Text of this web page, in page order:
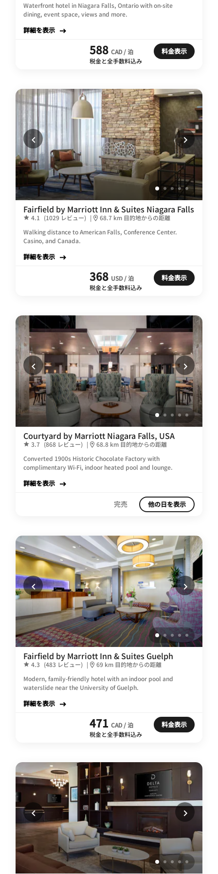
Waterfront hotel in Niagara Falls, Ontario with on-site
dining, event space, views and more.
詳細を表示
588 CAD / 泊
税金と全手数料込み
料金表示
Fairfield by Marriott Inn & Suites Niagara Falls
4.1 (1029 レビュー) |
68.7 km 目的地からの距離
Walking distance to American Falls, Conference Center.
Casino, and Canada.
詳細を表示
368 USD / 泊
税金と全手数料込み
料金表示
Courtyard by Marriott Niagara Falls, USA
3.7 (868 レビュー) |
68.8 km 目的地からの距離
Converted 1900s Historic Chocolate Factory with
complimentary Wi-Fi, indoor heated pool and lounge.
詳細を表示
完売 他の日を表示
Fairfield by Marriott Inn & Suites Guelph
4.3 (483 レビュー) |
69 km 目的地からの距離
Modern, family-friendly hotel with an indoor pool and
waterslide near the University of Guelph.
詳細を表示
471 CAD / 泊
税金と全手数料込み
料金表示